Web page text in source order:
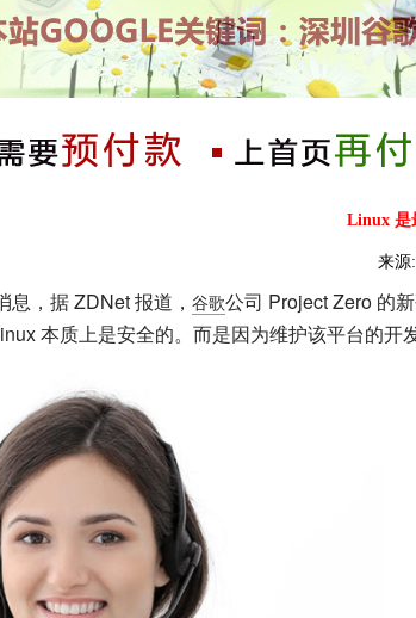
Linux 是
来源:
息，据 ZDNet 报道，谷歌公司 Project Zero 的
本质上是安全的。而是因为维护该平台的开
的研究团队查看了 2019 年 1 月至 2021 年
Linux 开发者一直在稳步减少修补安全漏洞所